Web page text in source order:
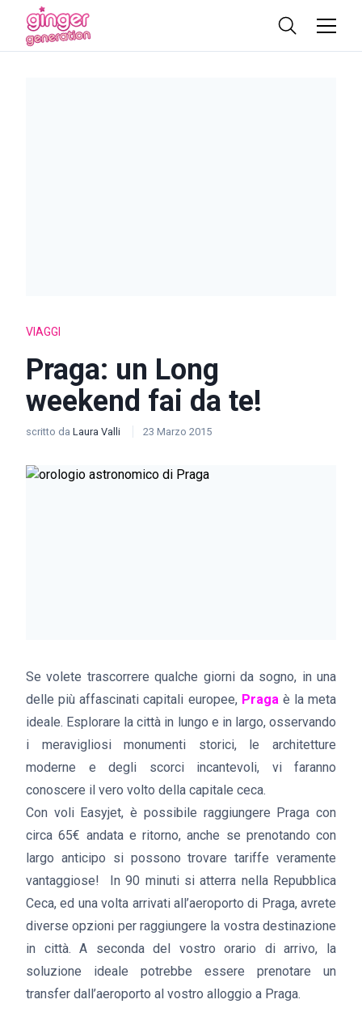
VIAGGI
Praga: un Long
weekend fai da te!
scritto da Laura Valli 23 Marzo 2015
Se volete trascorrere qualche giorni da sogno, in una
delle più affascinati capitali europee, Pragaè la meta
ideale. Esplorare la città in lungo e in largo, osservando
i meravigliosi monumenti storici, le architetture
moderne e degli scorci incantevoli, vi faranno
conoscere il vero volto della capitale ceca.
Con voli Easyjet, è possibile raggiungere Praga con
circa 65€ andata e ritorno, anche se prenotando con
largo anticipo si possono trovare tariffe veramente
vantaggiose! In 90 minuti si atterra nella Repubblica
Ceca, ed una volta arrivati all’aeroporto di Praga, avrete
diverse opzioni per raggiungere la vostra destinazione
in città. A seconda del vostro orario di arrivo, la
soluzione ideale potrebbe essere prenotare un
transfer dall’aeroporto al vostro alloggio a Praga.